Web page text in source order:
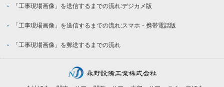
「工事現場画像」を送信するまでの流れ:デジカメ版
「工事現場画像」を送信するまでの流れ:スマホ・携帯電話版
「工事現場画像」を郵送するまでの流れ